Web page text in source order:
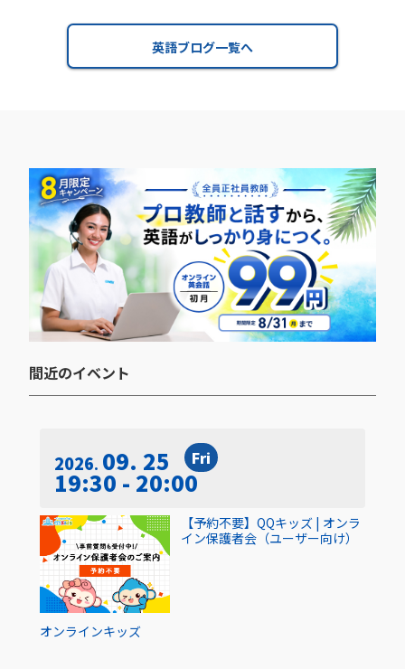
英語ブログ一覧へ
間近のイベント​
2026 09. 25 Fri
19:30 - 20:00
オンラインキッズ
【予約不要】QQキッズ | オンラ
イン保護者会（ユーザー向け）